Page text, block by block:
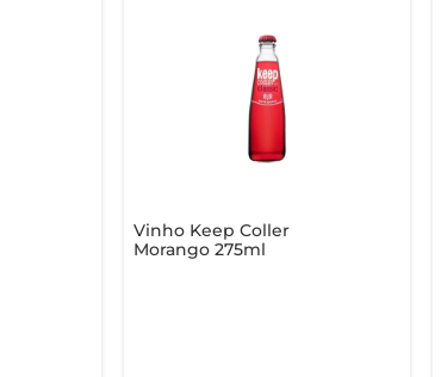
Vinho Keep Coller
Morango 275ml